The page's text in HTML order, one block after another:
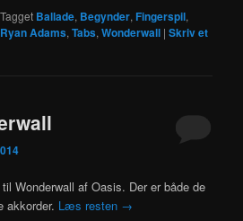
Tagget Ballade, Begynder,Fingerspil,
Ryan Adams,Tabs,Wonderwall |Skriv et
Wonderwall af Oasis. Der er både de
akkorder. Læs resten →